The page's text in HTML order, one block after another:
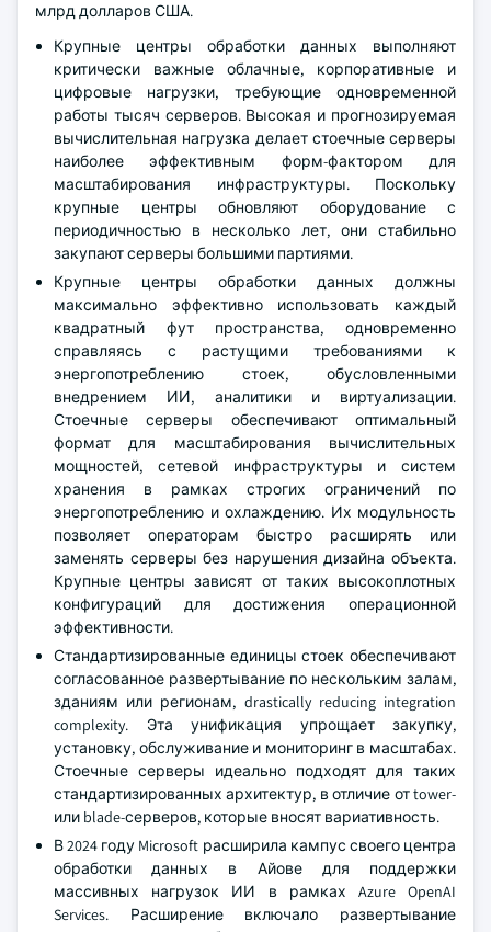
млрд долларов США.
Крупные центры обработки данных выполняют
критически важные облачные, корпоративные и
цифровые нагрузки, требующие одновременной
работы тысяч серверов. Высокая и прогнозируемая
вычислительная нагрузка делает стоечные серверы
наиболее эффективным форм-фактором для
масштабирования инфраструктуры. Поскольку
крупные центры обновляют оборудование с
периодичностью в несколько лет, они стабильно
закупают серверы большими партиями.
Крупные центры обработки данных должны
максимально эффективно использовать каждый
квадратный фут пространства, одновременно
справляясь с растущими требованиями к
энергопотреблению стоек, обусловленными
внедрением ИИ, аналитики и виртуализации.
Стоечные серверы обеспечивают оптимальный
формат для масштабирования вычислительных
мощностей, сетевой инфраструктуры и систем
хранения в рамках строгих ограничений по
энергопотреблению и охлаждению. Их модульность
позволяет операторам быстро расширять или
заменять серверы без нарушения дизайна объекта.
Крупные центры зависят от таких высокоплотных
конфигураций для достижения операционной
эффективности.
Стандартизированные единицы стоек обеспечивают
согласованное развертывание по нескольким залам,
зданиям или регионам, drastically reducing integration
complexity. Эта унификация упрощает закупку,
установку, обслуживание и мониторинг в масштабах.
Стоечные серверы идеально подходят для таких
стандартизированных архитектур, в отличие от tower-
или blade-серверов, которые вносят вариативность.
В 2024 году Microsoft расширила кампус своего центра
обработки данных в Айове для поддержки
массивных нагрузок ИИ в рамках Azure OpenAI
Services. Расширение включало развертывание